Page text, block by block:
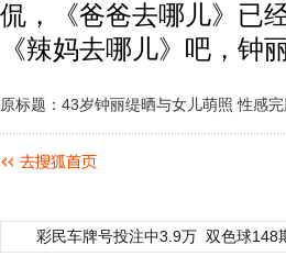
侃，《爸爸去哪儿》已
《辣妈去哪儿》吧，钟
原标题：43岁钟丽缇晒与女儿萌照 性感
彩民车牌号投注中3.9万 双色球148